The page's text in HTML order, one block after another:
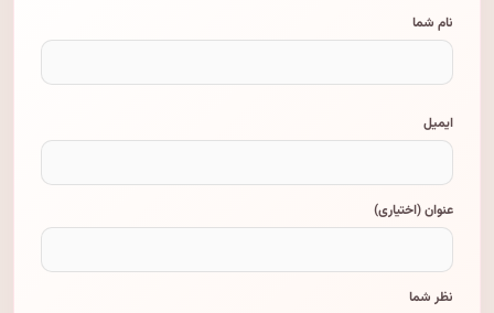
نام شما
ایمیل
عنوان (اختیاری)
نظر شما